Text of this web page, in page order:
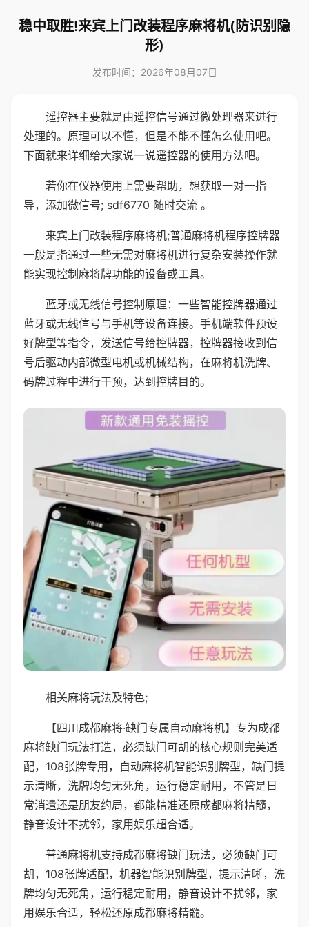
稳中取胜!来宾上门改装程序麻将机(防识别隐
形)
发布时间：2026年08月07日
遥控器主要就是由遥控信号通过微处理器来进行
处理的。原理可以不懂，但是不能不懂怎么使用吧。
下面就来详细给大家说一说遥控器的使用方法吧。
若你在仪器使用上需要帮助，想获取一对一指
导，添加微信号; sdf6770 随时交流 。
来宾上门改装程序麻将机;普通麻将机程序控牌器
一般是指通过一些无需对麻将机进行复杂安装操作就
能实现控制麻将牌功能的设备或工具。
蓝牙或无线信号控制原理：一些智能控牌器通过
蓝牙或无线信号与手机等设备连接。手机端软件预设
好牌型等指令，发送信号给控牌器，控牌器接收到信
号后驱动内部微型电机或机械结构，在麻将机洗牌、
码牌过程中进行干预，达到控牌目的。
相关麻将玩法及特色;
【四川成都麻将·缺门专属自动麻将机】专为成都
麻将缺门玩法打造，必须缺门可胡的核心规则完美适
配，108张牌专用，自动麻将机智能识别牌型，缺门提
示清晰，洗牌均匀无死角，运行稳定耐用，不管是日
常消遣还是朋友约局，都能精准还原成都麻将精髓，
静音设计不扰邻，家用娱乐超合适。
普通麻将机支持成都麻将缺门玩法，必须缺门可
胡，108张牌适配，机器智能识别牌型，提示清晰，洗
牌均匀无死角，运行稳定耐用，静音设计不扰邻，家
用娱乐合适，轻松还原成都麻将精髓。